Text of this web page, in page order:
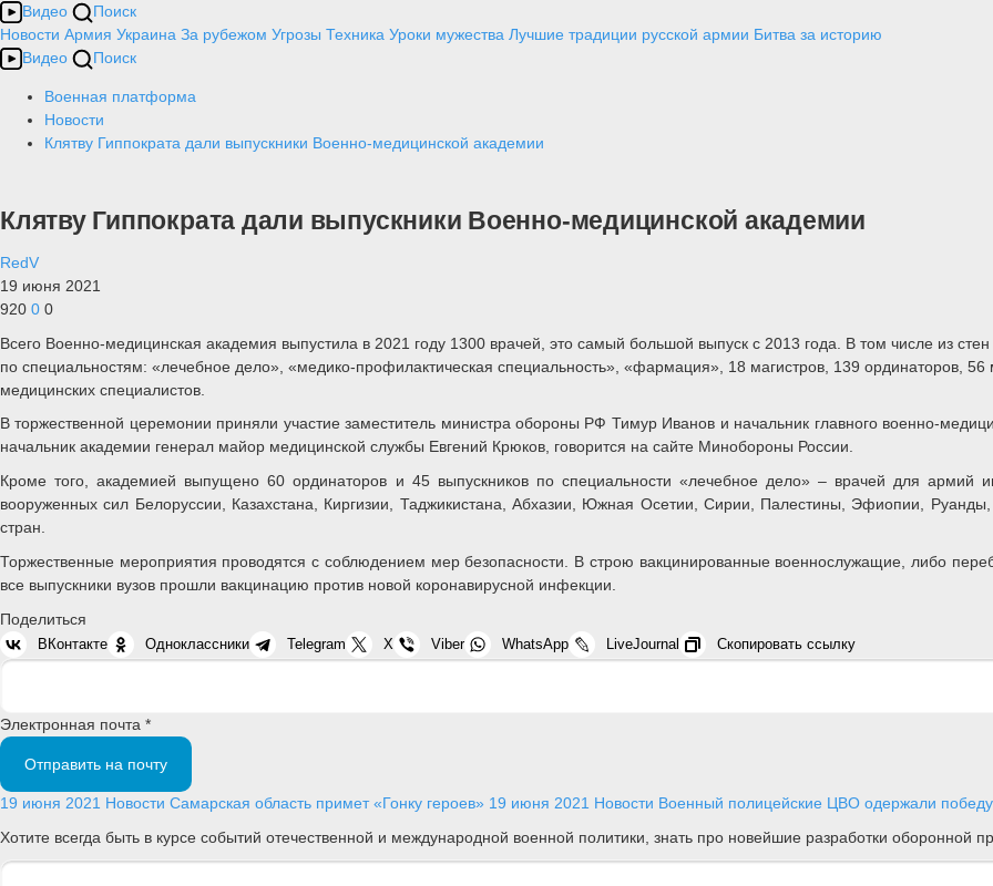
Видео
Поиск
Новости Армия Украина За рубежом Угрозы Техника Уроки мужества Лучшие традиции русской армии Битва за историю
Видео
Поиск
Военная платформа
Новости
Клятву Гиппократа дали выпускники Военно-медицинской академии
Клятву Гиппократа дали выпускники Военно-медицинской академии
RedV
19 июня 2021
920 0 0
Всего Военно-медицинская академия выпустила в 2021 году 1300 врачей, это самый большой выпуск с 2013 года. В том числе из
по специальностям: «лечебное дело», «медико-профилактическая специальность», «фармация», 18 магистров, 139 ординаторов, 56
медицинских специалистов.
В торжественной церемонии приняли участие заместитель министра обороны РФ Тимур Иванов и начальник главного военно-
начальник академии генерал майор медицинской службы Евгений Крюков, говорится на сайте Минобороны России.
Кроме того, академией выпущено 60 ординаторов и 45 выпускников по специальности «лечебное дело» – врачей для армий
вооруженных сил Белоруссии, Казахстана, Киргизии, Таджикистана, Абхазии, Южная Осетии, Сирии, Палестины, Эфиопии,
стран.
Торжественные мероприятия проводятся с соблюдением мер безопасности. В строю вакцинированные военнослужащие, либо
все выпускники вузов прошли вакцинацию против новой коронавирусной инфекции.
Поделиться
ВКонтакте Одноклассники Telegram X Viber WhatsApp LiveJournal Скопировать ссылку
Электронная почта *
Отправить на почту
19 июня 2021 Новости Самарская область примет «Гонку героев» 19 июня 2021 Новости Военный полицейские ЦВО одержали
Хотите всегда быть в курсе событий отечественной и международной военной политики, знать про новейшие разработки